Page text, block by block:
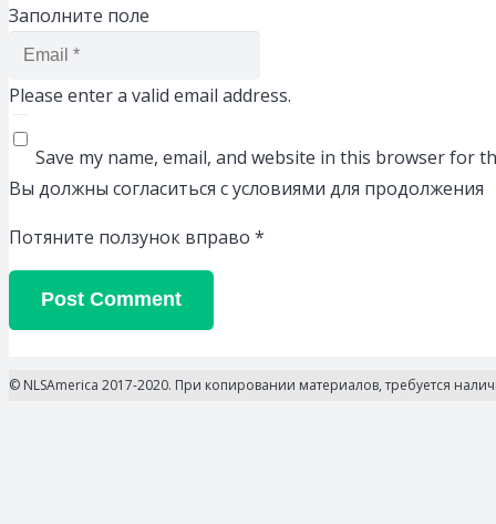
Заполните поле
Please enter a valid email address.
Save my name, email, and website in this browser for
Вы должны согласиться с условиями для продолжения
Потяните ползунок вправо *
Post Comment
© NLSAmerica 2017-2020. При копировании материалов, требуется